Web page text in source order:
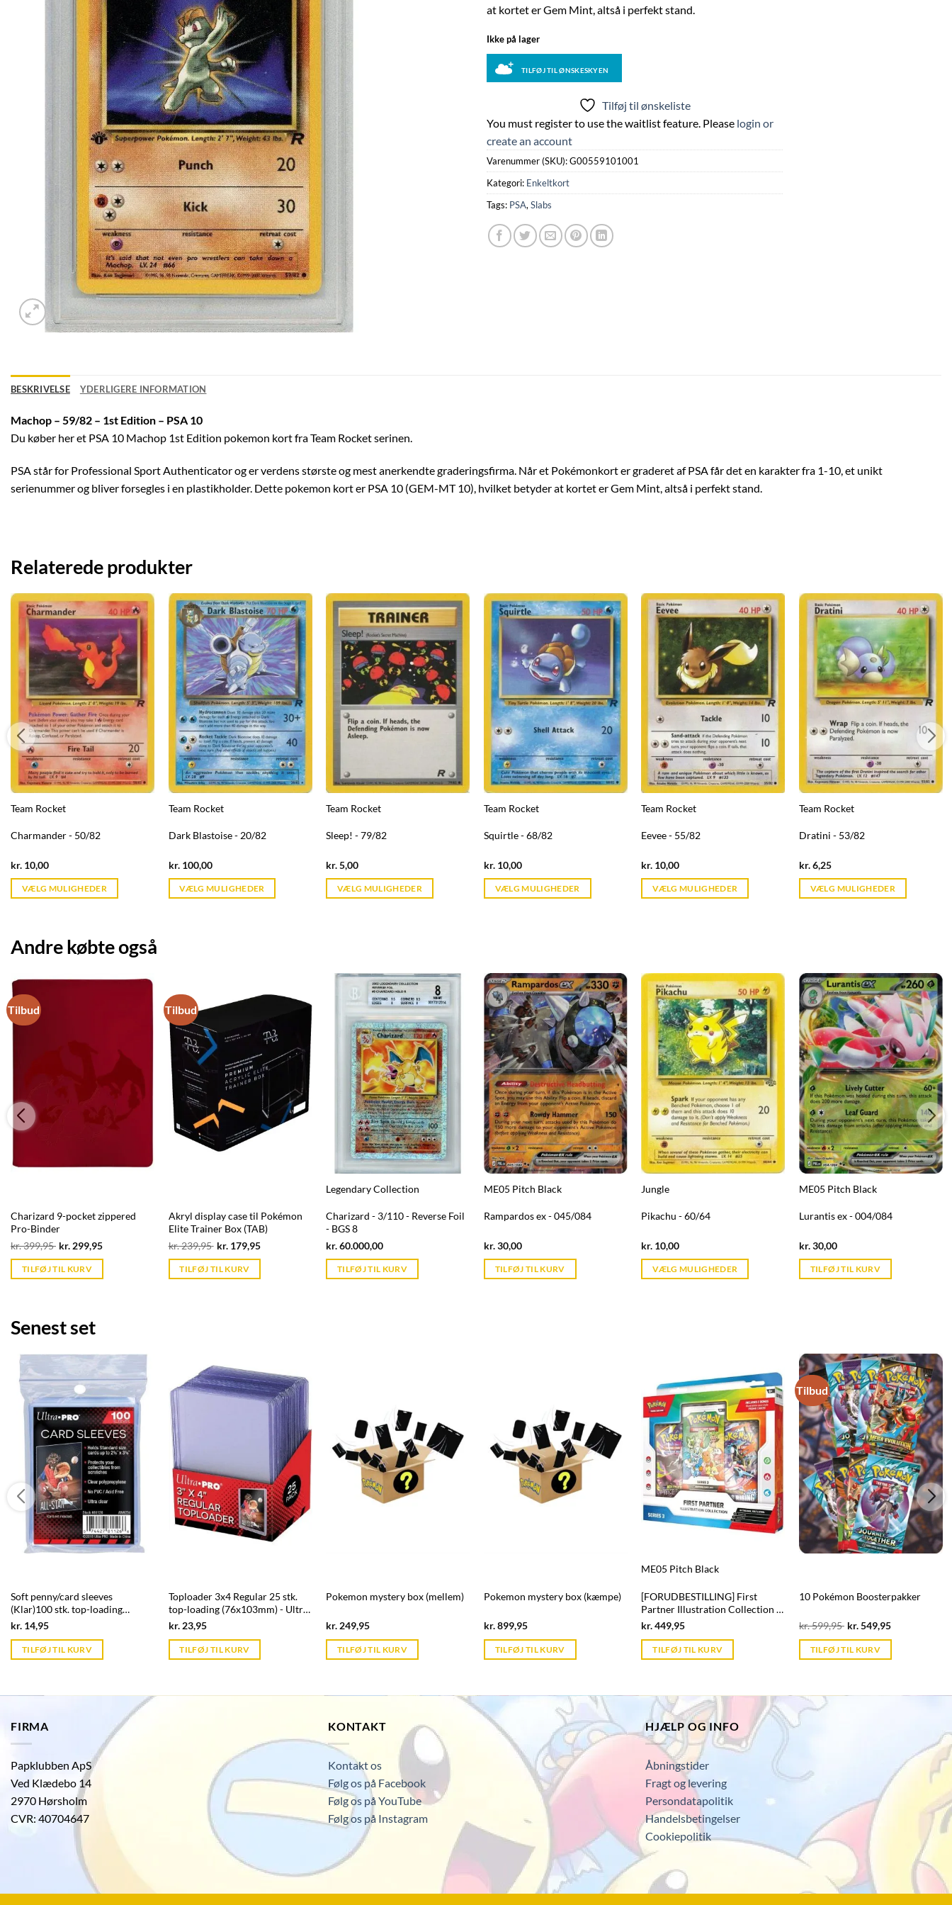
at kortet er Gem Mint, altså i perfekt stand.
Ikke på lager
TILFØJ TIL ØNSKESKYEN
Tilføj til ønskeliste
You must register to use the waitlist feature. Please login or
create an account
Varenummer (SKU):G00559101001
Kategori: Enkeltkort
Tags: PSA, Slabs
BESKRIVELSE YDERLIGERE INFORMATION
Machop – 59/82 – 1st Edition – PSA 10
Du køber her et PSA 10 Machop 1st Edition pokemon kort fra Team Rocket serinen.
PSA står for Professional Sport Authenticator og er verdens største og mest anerkendte graderingsfirma. Når et Pokémonkort er graderet af PSA får det en karakter fra 1-10, et unikt
serienummer og bliver forsegles i en plastikholder. Dette pokemon kort er PSA 10 (GEM-MT 10), hvilket betyder at kortet er Gem Mint, altså i perfekt stand.
Relaterede produkter
Team Rocket
Charmander - 50/82
kr. 10,00Current
is:
kr. 39,95.
VÆLG MULIGHEDER
Team Rocket
Dark Blastoise - 20/82
kr.100,00Current
is:
kr. 39,95.
VÆLG MULIGHEDER
Team Rocket
Sleep! - 79/82
kr.5,00Current
is:
kr. 39,95.
VÆLG MULIGHEDER
Team Rocket
Squirtle - 68/82
kr.10,00Current
is:
kr. 39,95.
VÆLG MULIGHEDER
Team Rocket
Eevee - 55/82
kr. 10,00Current
is:
kr. 39,95.
VÆLG MULIGHEDER
Team Rocket
Dratini - 53/82
kr.6,25Current
is:
kr. 39,95.
VÆLG MULIGHEDER
Andre købte også
Tilbud
Charizard 9-pocket zippered
Pro-Binder
kr.399,95 Original
was:
kr. 399,95.
kr. 299,95Current
TILFØJ TIL KURV
Tilbud
Akryl display case til Pokémon
Elite Trainer Box (TAB)
kr.239,95 Original
was:
kr. 239,95.
kr.179,95Current
TILFØJ TIL KURV
Legendary Collection
Charizard - 3/110 - Reverse Foil
- BGS 8
kr.60.000,00Current
is:
kr. 39,95.
TILFØJ TIL KURV
ME05 Pitch Black
Rampardos ex - 045/084
kr.30,00Current
is:
kr. 39,95.
TILFØJ TIL KURV
Jungle
Pikachu - 60/64
kr. 10,00Current
is:
kr. 39,95.
VÆLG MULIGHEDER
ME05 Pitch Black
Lurantis ex - 004/084
kr.30,00Current
is:
kr. 39,95.
TILFØJ TIL KURV
Senest set
Soft penny/card sleeves
(Klar)100 stk. top-loading
(66,7x92mm) - Ultra Pro
kr. 14,95Current
is:
kr. 39,95.
TILFØJ TIL KURV
Toploader 3x4 Regular 25 stk.
top-loading (76x103mm) - Ultra
Pro
kr.23,95Current
is:
kr. 39,95.
TILFØJ TIL KURV
Pokemon mystery box (mellem)
kr. 249,95Current
is:
kr. 39,95.
TILFØJ TIL KURV
Pokemon mystery box (kæmpe)
kr.899,95Current
is:
kr. 39,95.
TILFØJ TIL KURV
ME05 Pitch Black
[FORUDBESTILLING] First
Partner Illustration Collection -
Serie 3 - ME05 Pitch Black
kr.449,95Current
is:
kr. 39,95.
TILFØJ TIL KURV
Tilbud
10 Pokémon Boosterpakker
kr.599,95 Original
was:
kr. 599,95.
kr.549,95Current
TILFØJ TIL KURV
FIRMA
Papklubben ApS
Ved Klædebo 14
2970 Hørsholm
CVR: 40704647
KONTAKT
Kontakt os
Følg os på Facebook
Følg os på YouTube
Følg os på Instagram
HJÆLP OG INFO
Åbningstider
Fragt og levering
Persondatapolitik
Handelsbetingelser
Cookiepolitik